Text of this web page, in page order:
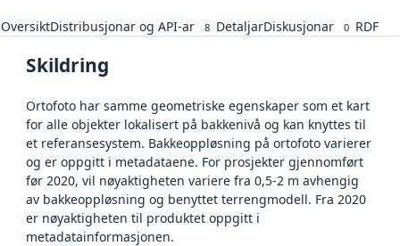
OversiktDistribusjonar og API-ar 8 DetaljarDiskusjonar 0 RDF
Skildring
Ortofoto har samme geometriske egenskaper som et kart
for alle objekter lokalisert på bakkenivå og kan knyttes til
et referansesystem. Bakkeoppløsning på ortofoto varierer
og er oppgitt i metadataene. For prosjekter gjennomført
før 2020, vil nøyaktigheten variere fra 0,5-2 m avhengig
av bakkeoppløsning og benyttet terrengmodell. Fra 2020
er nøyaktigheten til produktet oppgitt i
metadatainformasjonen.